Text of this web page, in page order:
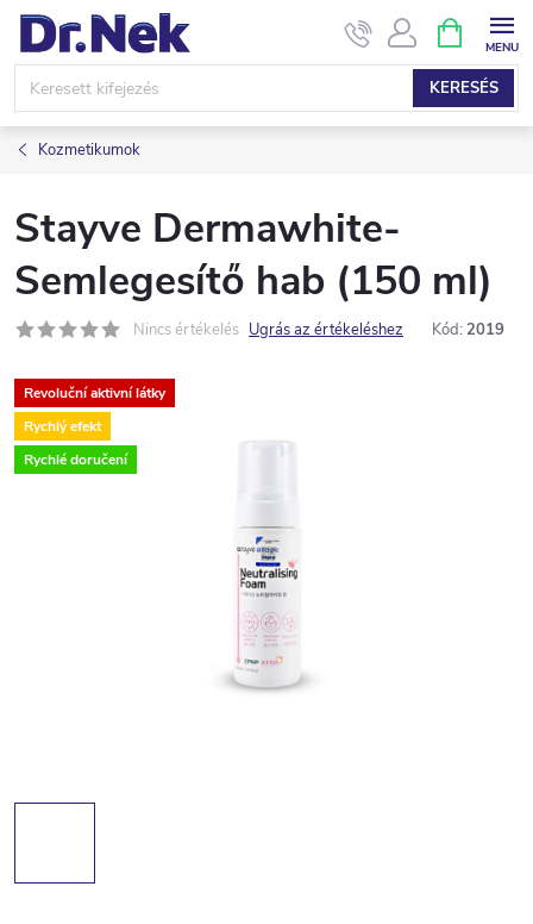
Ugrás
KERESÉS
KOSÁR
Kozmetikumok
Stayve Dermawhite-
Semlegesítő hab (150 ml)
Nincs értékelés Ugrás az értékeléshez Kód: 2019
Revoluční aktivní látky
Rychlý efekt
Rychlé doručení